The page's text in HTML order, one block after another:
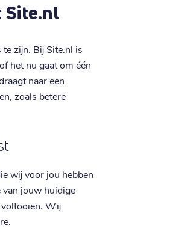
Site.nl
zijn. Bij Site.nl is
het nu gaat om één
naar een
zoals betere
wij voor jou hebben
van jouw huidige
voltooien. Wij